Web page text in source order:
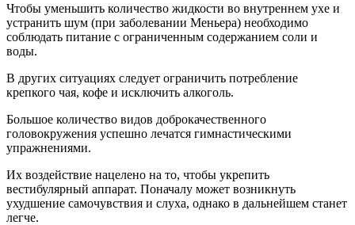
Чтобы уменьшить количество жидкости во внутреннем ухе и
устранить шум (при заболевании Меньера) необходимо
соблюдать питание с ограниченным содержанием соли и
воды.
В других ситуациях следует ограничить потребление
крепкого чая, кофе и исключить алкоголь.
Большое количество видов доброкачественного
головокружения успешно лечатся гимнастическими
упражнениями.
Их воздействие нацелено на то, чтобы укрепить
вестибулярный аппарат. Поначалу может возникнуть
ухудшение самочувствия и слуха, однако в дальнейшем станет
легче.